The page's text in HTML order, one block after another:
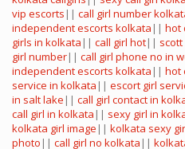
vip escorts || call girl number
independent escorts kolkata || hot
girls in kolkata || call girl hot||
girl number|| call girl phone no in
independent escorts kolkata || hot
service in kolkata || escort girl
in salt lake || call girl contact in
call girl in kolkata || sexy girl in
kolkata girl image || kolkata sexy
photo || call girl no kolkata ||